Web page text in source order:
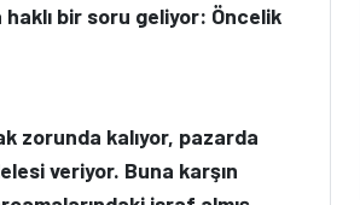
haklı bir soru geliyor: Öncelik
zorunda kalıyor, pazarda
veriyor. Buna karşın